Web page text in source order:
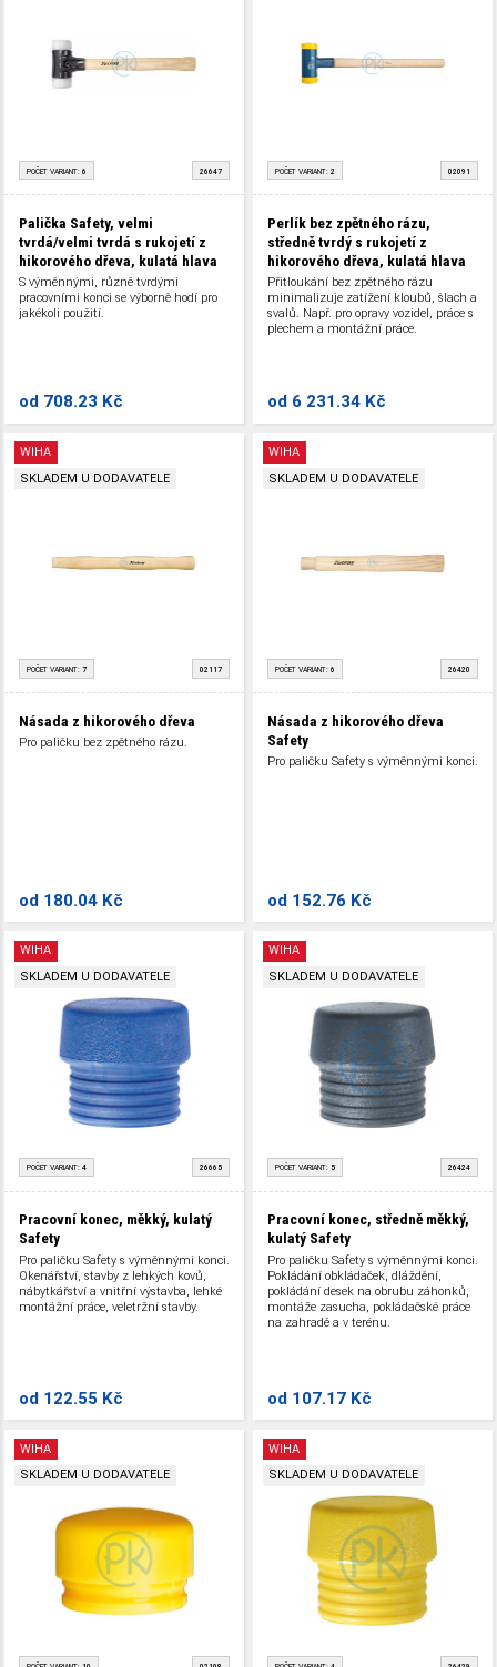
POČET VARIANT: 6 26647
Palička Safety, velmi
tvrdá/velmi tvrdá s rukojetí z
hikorového dřeva, kulatá hlava
S výměnnými, různě tvrdými
pracovními konci se výborně hodí pro
jakékoli použití.
od 708.23 Kč
POČET VARIANT: 2 02091
Perlík bez zpětného rázu,
středně tvrdý s rukojetí z
hikorového dřeva, kulatá hlava
Přitloukání bez zpětného rázu
minimalizuje zatížení kloubů, šlach a
svalů. Např. pro opravy vozidel, práce s
plechem a montážní práce.
od 6 231.34 Kč
WIHA
SKLADEM U DODAVATELE
POČET VARIANT: 7 02117
Násada z hikorového dřeva
Pro paličku bez zpětného rázu.
od 180.04 Kč
WIHA
SKLADEM U DODAVATELE
POČET VARIANT: 6 26420
Násada z hikorového dřeva
Safety
Pro paličku Safety s výměnnými konci.
od 152.76 Kč
WIHA
SKLADEM U DODAVATELE
POČET VARIANT: 4 26665
Pracovní konec, měkký, kulatý
Safety
Pro paličku Safety s výměnnými konci.
Okenářství, stavby z lehkých kovů,
nábytkářství a vnitřní výstavba, lehké
montážní práce, veletržní stavby.
od 122.55 Kč
WIHA
SKLADEM U DODAVATELE
POČET VARIANT: 5 26424
Pracovní konec, středně měkký,
kulatý Safety
Pro paličku Safety s výměnnými konci.
Pokládání obkládaček, dláždění,
pokládání desek na obrubu záhonků,
montáže zasucha, pokládačské práce
na zahradě a v terénu.
od 107.17 Kč
WIHA
SKLADEM U DODAVATELE
WIHA
SKLADEM U DODAVATELE